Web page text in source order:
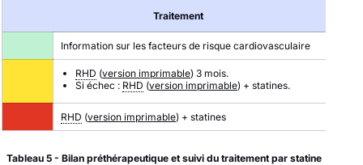
Traitement
Information sur les facteurs de risque cardiovasculaire
RHD (version imprimable) 3 mois.
Si échec : RHD (version imprimable) + statines.
RHD (version imprimable) + statines
Tableau 5 - Bilan préthérapeutique et suivi du traitement par statine